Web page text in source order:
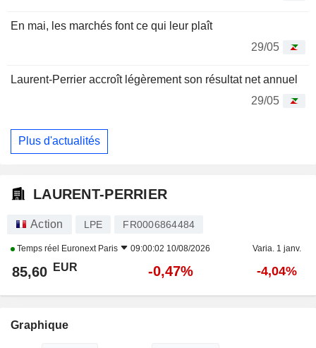
En mai, les marchés font ce qui leur plaît
29/05
Laurent-Perrier accroît légèrement son résultat net annuel
29/05
Plus d'actualités
LAURENT-PERRIER
Action LPE FR0006864484
Temps réel Euronext Paris 09:00:02 10/08/2026 Varia. 1 janv.
85,60 EUR -0,47% -4,04%
Graphique